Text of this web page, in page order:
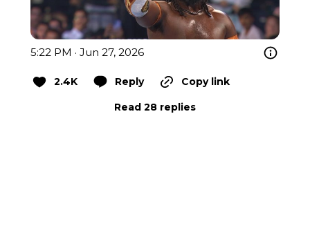
5:22 PM · Jun 27, 2026
2.4K Reply Copy link
Read 28 replies